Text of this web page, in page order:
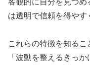
は透明で信頼を得やす
これらの特徴を知るこ
「波動を整えるきっ